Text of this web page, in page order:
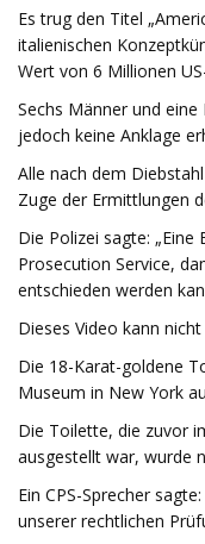
Es trug den Titel
italienischen
Wert von 6 Millionen
Sechs Männer und
jedoch keine Anklage
Alle nach dem
Zuge der Ermittlungen
Die Polizei sagte:
Prosecution Service,
entschieden werden
Dieses Video kann
Die 18-Karat-goldene
Museum in New York
Die Toilette, die zuvor
ausgestellt war, wurde
Ein CPS-Sprecher
unserer rechtlichen